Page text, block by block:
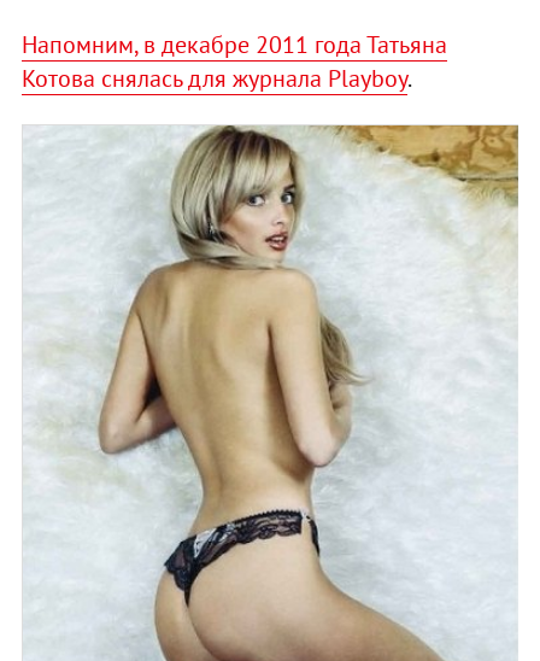
Напомним, в декабре 2011 года Татьяна
Котова снялась для журнала Playboy.